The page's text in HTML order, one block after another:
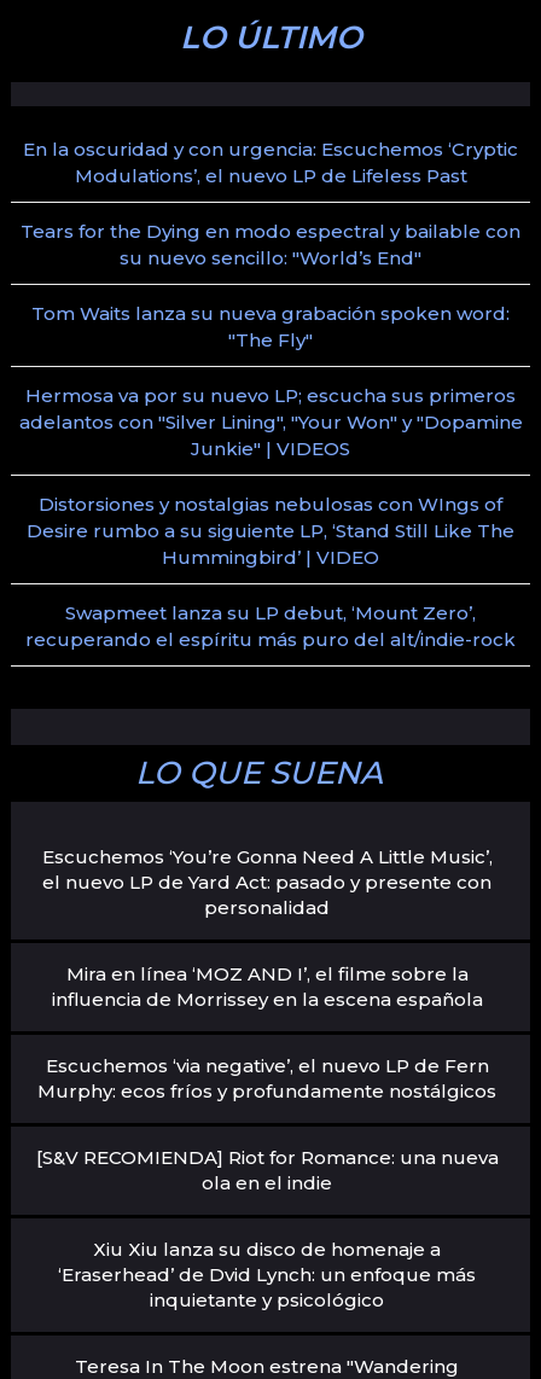
LO ÚLTIMO
En la oscuridad y con urgencia: Escuchemos ‘Cryptic
Modulations’, el nuevo LP de Lifeless Past
Tears for the Dying en modo espectral y bailable con
su nuevo sencillo: "World’s End"
Tom Waits lanza su nueva grabación spoken word:
"The Fly"
Hermosa va por su nuevo LP; escucha sus primeros
adelantos con "Silver Lining", "Your Won" y "Dopamine
Junkie" | VIDEOS
Distorsiones y nostalgias nebulosas con WIngs of
Desire rumbo a su siguiente LP, ‘Stand Still Like The
Hummingbird’ | VIDEO
Swapmeet lanza su LP debut, ‘Mount Zero’,
recuperando el espíritu más puro del alt/indie-rock
LO QUE SUENA
Escuchemos ‘You’re Gonna Need A Little Music’,
el nuevo LP de Yard Act: pasado y presente con
personalidad
Mira en línea ‘MOZ AND I’, el filme sobre la
influencia de Morrissey en la escena española
Escuchemos ‘via negative’, el nuevo LP de Fern
Murphy: ecos fríos y profundamente nostálgicos
[S&V RECOMIENDA] Riot for Romance: una nueva
ola en el indie
Xiu Xiu lanza su disco de homenaje a
‘Eraserhead’ de Dvid Lynch: un enfoque más
inquietante y psicológico
Teresa In The Moon estrena "Wandering